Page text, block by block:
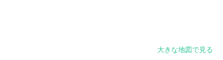
大きな地図で見る